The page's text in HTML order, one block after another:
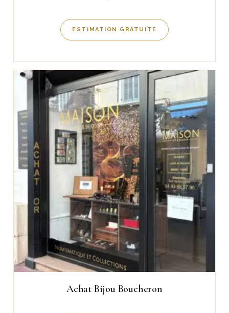
ESTIMATION GRATUITE
Achat Bijou Boucheron